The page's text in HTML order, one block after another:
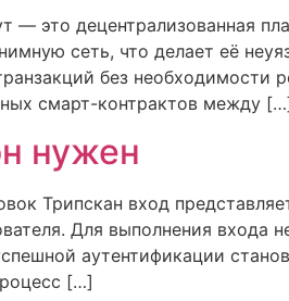
— это децентрализованная
сеть, что делает её
без необходимости
смарт-контрактов между
нужен
Трипскан вход
Для выполнения входа
аутентификации
[…]